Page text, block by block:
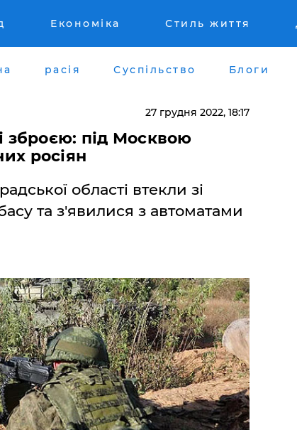
Економіка Стиль життя
расія Суспільство Блоги
27 грудня 2022, 18:17
зброєю: під Москвою
росіян
області втекли зі
та з'явилися з автоматами